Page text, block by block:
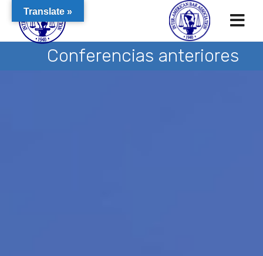
Conferencias anteriores
Translate »